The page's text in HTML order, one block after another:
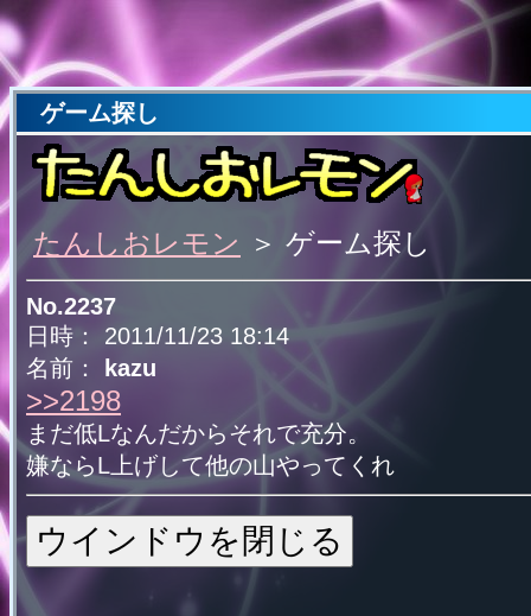
ゲーム探し
たんしおレモン ＞ ゲーム探し
No.2237
日時： 2011/11/23 18:14
名前：
kazu
>>2198
まだ低Lなんだからそれで充分。
嫌ならL上げして他の山やってくれ